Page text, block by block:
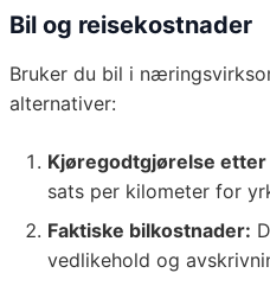
Bil og reisekostnader
Bruker du bil i
alternativer:
Kjøregodtgjørelse
sats per kilometer for
Faktiske bilkostnader:
vedlikehold og